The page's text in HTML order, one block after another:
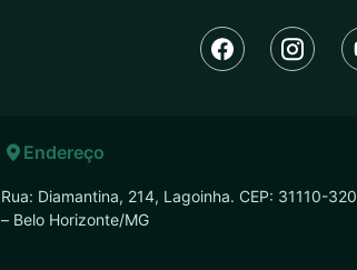
Endereço
Rua: Diamantina, 214, Lagoinha. CEP: 31110-320
– Belo Horizonte/MG